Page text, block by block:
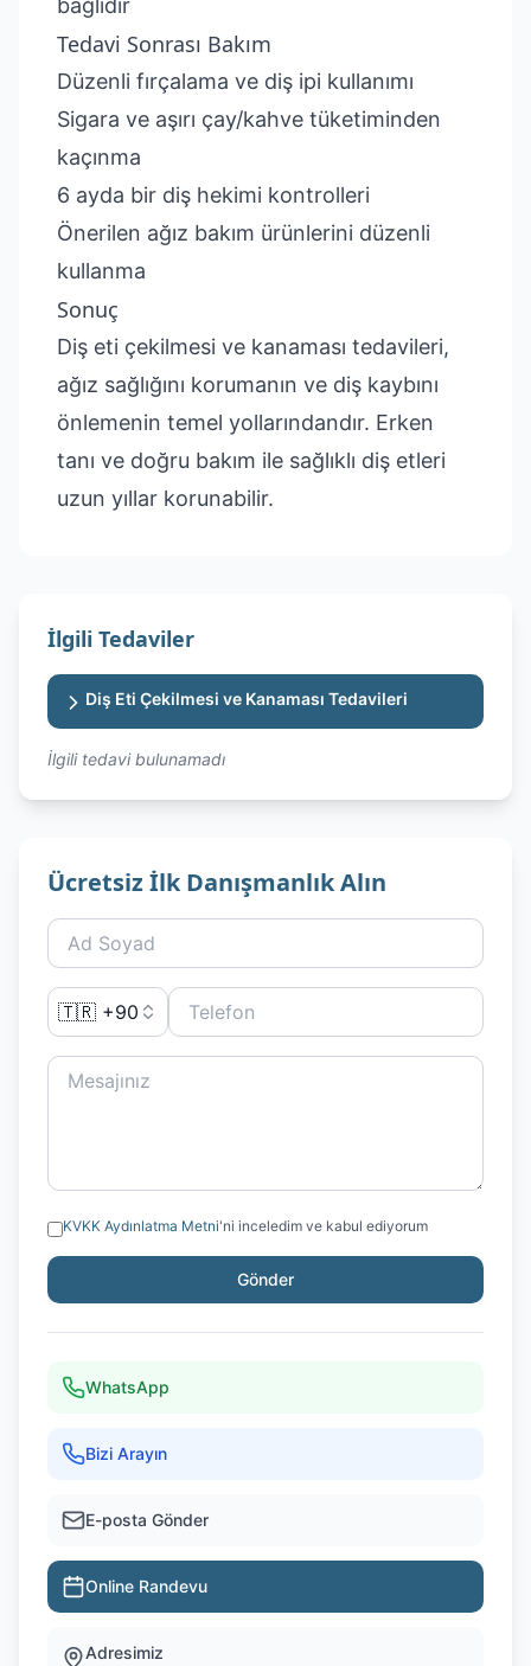
İlgili Tedaviler
Diş Eti Çekilmesi ve Kanaması Tedavileri
İlgili tedavi bulunamadı
bağlıdır
Tedavi Sonrası Bakım
Düzenli fırçalama ve diş ipi kullanımı
Sigara ve aşırı çay/kahve tüketiminden
kaçınma
6 ayda bir diş hekimi kontrolleri
Önerilen ağız bakım ürünlerini düzenli
kullanma
Sonuç
Diş eti çekilmesi ve kanaması tedavileri,
ağız sağlığını korumanın ve diş kaybını
önlemenin temel yollarındandır. Erken
tanı ve doğru bakım ile sağlıklı diş etleri
uzun yıllar korunabilir.
Ücretsiz İlk Danışmanlık Alın
🇹🇷 +90
KVKK Aydınlatma Metni'ni inceledim ve kabul ediyorum
Gönder
WhatsApp
Bizi Arayın
E-posta Gönder
Online Randevu
Adresimiz